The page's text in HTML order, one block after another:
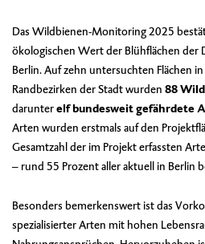
Das Wildbienen-Monitoring 2025
ökologischen Wert der Blühflächen
Berlin. Auf zehn untersuchten Flächen
Randbezirken der Stadt wurden 88
darunterelf bundesweit gefährdete
Arten wurden erstmals auf den
Gesamtzahl der im Projekt erfassten
– rund 55 Prozent aller aktuell in Berlin
Besonders bemerkenswert ist das
spezialisierter Arten mit hohen